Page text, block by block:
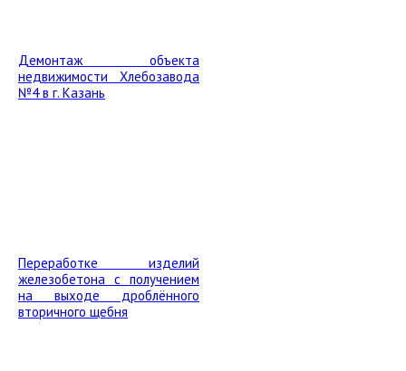
Демонтаж объекта
недвижимости Хлебозавода
№4 в г. Казань
Переработке изделий
железобетона с получением
на выходе дроблённого
вторичного щебня